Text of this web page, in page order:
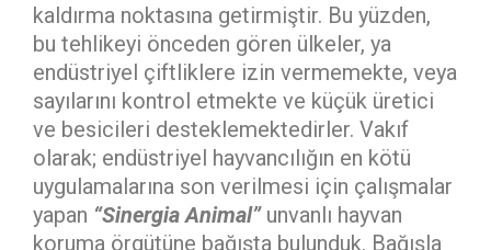
kaldırma noktasına getirmiştir. Bu yüzden,
bu tehlikeyi önceden gören ülkeler, ya
endüstriyel çiftliklere izin vermemekte, veya
sayılarını kontrol etmekte ve küçük üretici
ve besicileri desteklemektedirler. Vakıf
olarak; endüstriyel hayvancılığın en kötü
uygulamalarına son verilmesi için çalışmalar
yapan “Sinergia Animal”unvanlı hayvan
koruma örgütüne bağışta bulunduk. Bağışla